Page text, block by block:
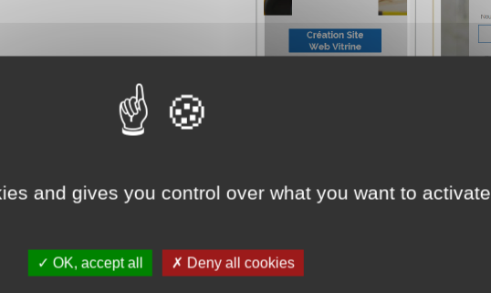
2017 si vous
and gives you control over what you want to activate
✓ OK, accept all ✗ Deny all cookies